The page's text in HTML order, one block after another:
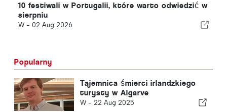
10 festiwali w Portugalii, które warto odwiedzić w
sierpniu
W - 02 Aug 2026
Popularny
Tajemnica śmierci irlandzkiego
turysty w Algarve
W - 22 Aug 2025